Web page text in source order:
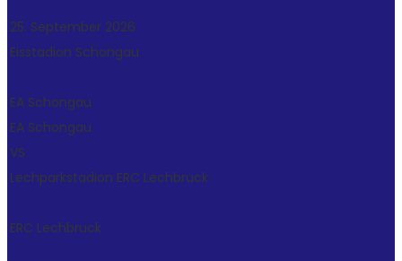
25. September 2026
Eisstadion Schongau
EA Schongau
EA Schongau
VS
Lechparkstadion ERC Lechbruck
ERC Lechbruck